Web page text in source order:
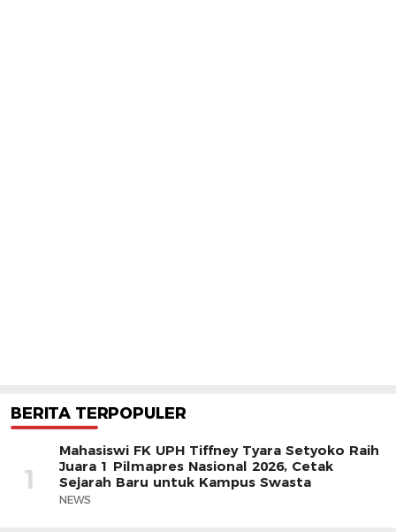
BERITA TERPOPULER
1
Mahasiswi FK UPH Tiffney Tyara Setyoko Raih
Juara 1 Pilmapres Nasional 2026, Cetak
Sejarah Baru untuk Kampus Swasta
NEWS